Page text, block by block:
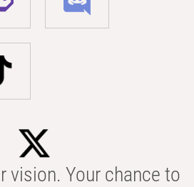
vision. Your chance to